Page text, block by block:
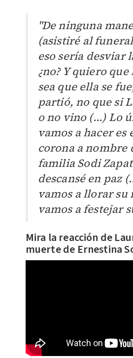
"De ninguna
(asistiré al
eso sería desviar
¿no? Y quiero
sea que ella se
partió, no que si
o no vino (...) Lo
vamos a hacer es
corona a nombre
familia Sodi
descansé en paz
vamos a llorar su
vamos a festejar
Mira la reacción de
muerte de Ernestina